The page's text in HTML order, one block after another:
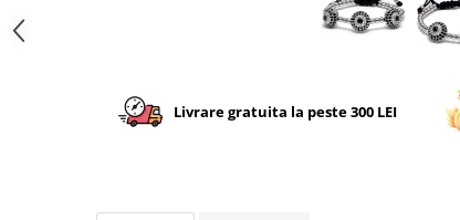
Livrare gratuita la peste 300 LEI